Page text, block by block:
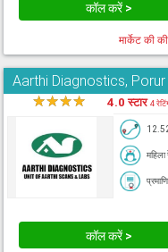
कॉल करें >
मार्केट की
Aarthi Diagnostics, Porur
★★★★ 4.0 स्टार4
महिला
कॉल करें >